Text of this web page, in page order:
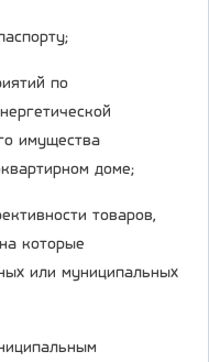
по
имущества
доме;
товаров,
которые
или муниципальных